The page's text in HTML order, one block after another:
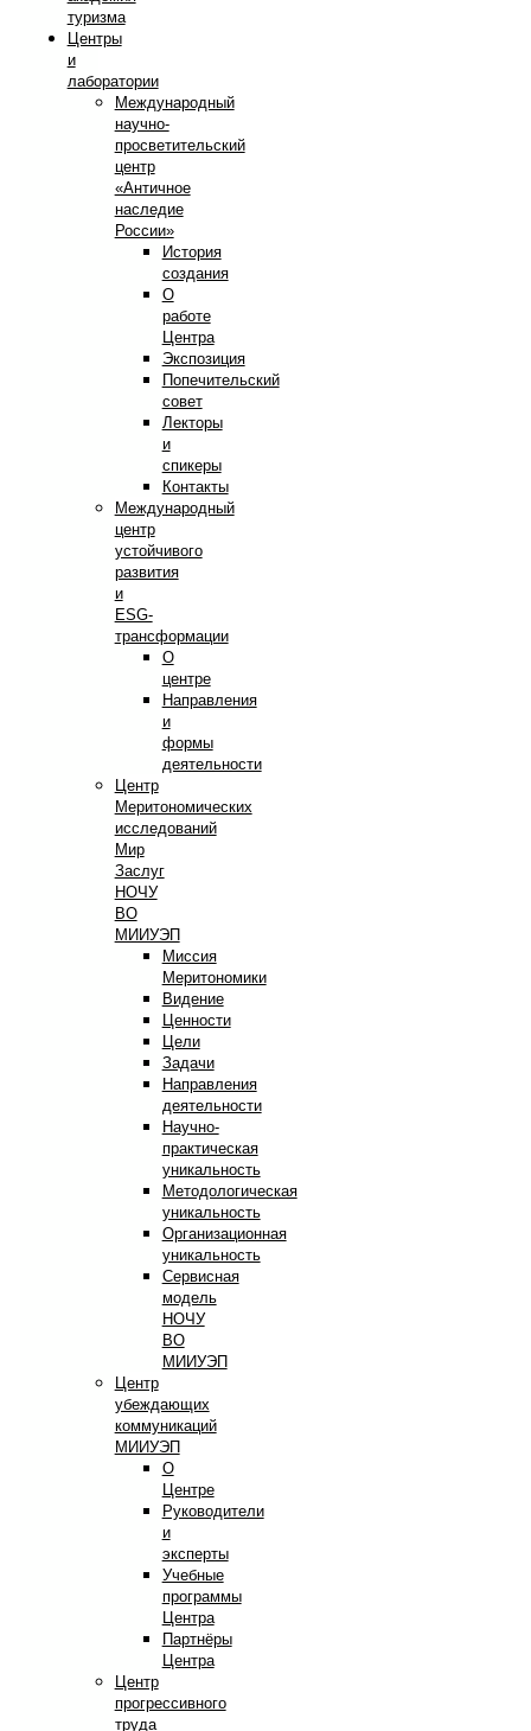
туризма
Центры
и
лаборатории
Международный
научно-
просветительский
центр
«Античное
наследие
России»
История
создания
О
работе
Центра
Экспозиция
Попечительский
совет
Лекторы
и
спикеры
Контакты
Международный
центр
устойчивого
развития
и
ESG-
трансформации
О
центре
Направления
и
формы
деятельности
Центр
Меритономических
исследований
Мир
Заслуг
НОЧУ
ВО
МИИУЭП
Миссия
Меритономики
Видение
Ценности
Цели
Задачи
Направления
деятельности
Научно-
практическая
уникальность
Методологическая
уникальность
Организационная
уникальность
Сервисная
модель
НОЧУ
ВО
МИИУЭП
Центр
убеждающих
коммуникаций
МИИУЭП
О
Центре
Руководители
и
эксперты
Учебные
программы
Центра
Партнёры
Центра
Центр
прогрессивного
труда